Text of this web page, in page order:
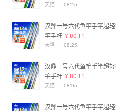
天猫 | 08:45
汉鼎一号六代鱼竿手竿超
竿手杆 ¥ 80.11
天猫 | 08:25
汉鼎一号六代鱼竿手竿超
竿手杆 ¥ 80.11
天猫 | 08:05
汉鼎一号六代鱼竿手竿超